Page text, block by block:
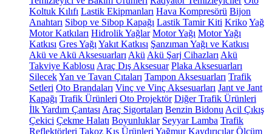
Koltuk Kılıfı Lastik Ekipmanları Hava Kompresörü Bijon
Anahtarı Sibop ve Sibop Kapağı Lastik Tamir Kiti KrikoYağ
Motor Katkıları Hidrolik Yağlar Motor Yağı Motor Yağı
Katkısı Gres Yağı Yakıt Katkısı Şanzıman Yağı ve Katkısı
Akü ve Akü Aksesuarları Akü Akü Şarj Cihazları Akü
Takviye Kablosu Araç Dış Aksesuar Plaka Aksesuarları
SilecekYan ve Tavan Çıtaları Tampon Aksesuarları Trafik
Setleri Oto Brandaları Vinç ve Vinç Aksesuarları Jant ve Jant
Kapağı Trafik Ürünleri Oto Projektör Diğer Trafik Ürünleri
İlk Yardım Çantası Araç Sigortaları Benzin Bidonu Acil Çıkış
Çekici Çekme Halatı Boyunluklar Seyyar Lamba Trafik
Reflektörleri Takoz Kış Ürünleri Yağmur Kaydırıcılar Ölçüm